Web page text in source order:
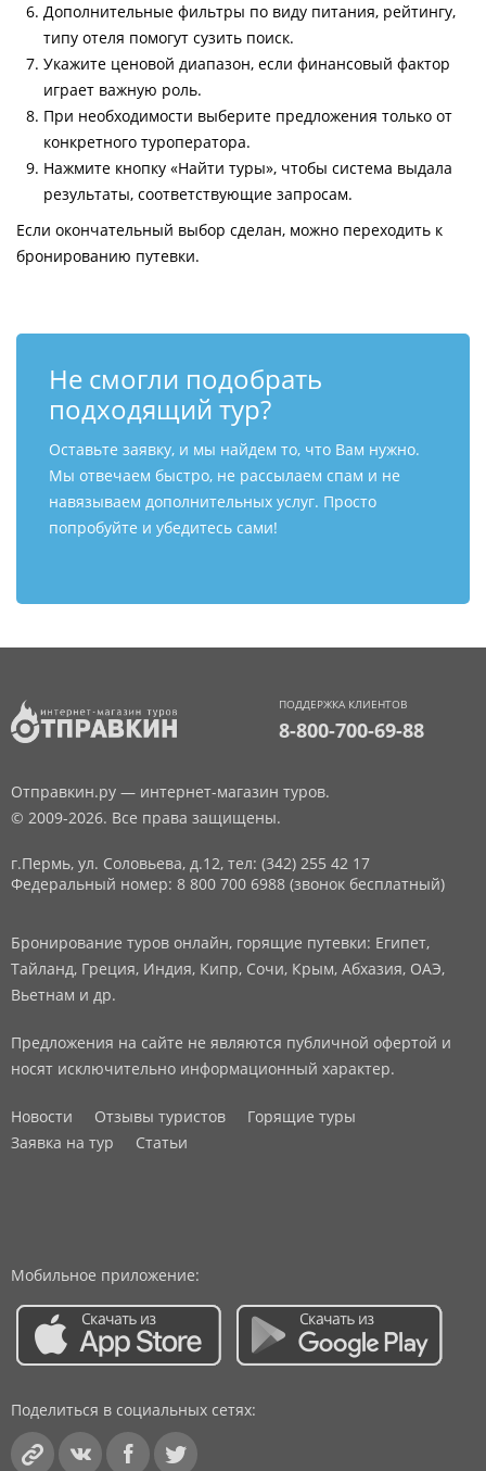
Дополнительные фильтры по виду питания, рейтингу,
типу отеля помогут сузить поиск.
Укажите ценовой диапазон, если финансовый фактор
играет важную роль.
При необходимости выберите предложения только от
конкретного туроператора.
Нажмите кнопку «Найти туры», чтобы система выдала
результаты, соответствующие запросам.
Если окончательный выбор сделан, можно переходить к
бронированию путевки.
Не смогли подобрать
подходящий тур?
Оставьте заявку, и мы найдем то, что Вам нужно.
Мы отвечаем быстро, не рассылаем спам и не
навязываем дополнительных услуг. Просто
попробуйте и убедитесь сами!
ПОДДЕРЖКА КЛИЕНТОВ
8-800-700-69-88
Отправкин.ру — интернет-магазин туров.
© 2009-2026. Все права защищены.
г.Пермь, ул. Соловьева, д.12, тел: (342) 255 42 17
Федеральный номер: 8 800 700 6988 (звонок бесплатный)
Бронирование туров онлайн, горящие путевки: Египет,
Тайланд, Греция, Индия, Кипр, Сочи, Крым, Абхазия, ОАЭ,
Вьетнам и др.
Предложения на сайте не являются публичной офертой и
носят исключительно информационный характер.
Новости Отзывы туристов
Горящие туры
Заявка на тур
Статьи
Мобильное приложение:
Поделиться в социальных сетях: